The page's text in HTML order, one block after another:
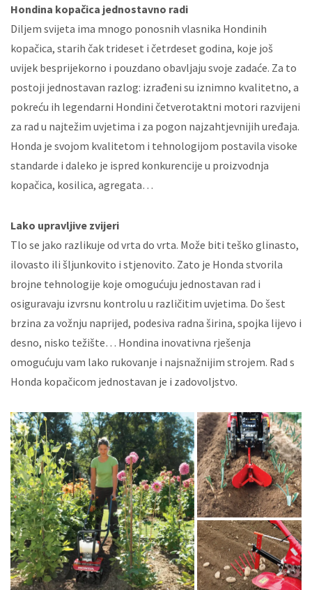
Hondina kopačica jednostavno radi
Diljem svijeta ima mnogo ponosnih vlasnika Hondinih
kopačica, starih čak trideset i četrdeset godina, koje još
uvijek besprijekorno i pouzdano obavljaju svoje zadaće. Za to
postoji jednostavan razlog: izrađeni su iznimno kvalitetno, a
pokreću ih legendarni Hondini četverotaktni motori razvijeni
za rad u najtežim uvjetima i za pogon najzahtjevnijih uređaja.
Honda je svojom kvalitetom i tehnologijom postavila visoke
standarde i daleko je ispred konkurencije u proizvodnja
kopačica, kosilica, agregata…
Lako upravljive zvijeri
Tlo se jako razlikuje od vrta do vrta. Može biti teško glinasto,
ilovasto ili šljunkovito i stjenovito. Zato je Honda stvorila
brojne tehnologije koje omogućuju jednostavan rad i
osiguravaju izvrsnu kontrolu u različitim uvjetima. Do šest
brzina za vožnju naprijed, podesiva radna širina, spojka lijevo i
desno, nisko težište… Hondina inovativna rješenja
omogućuju vam lako rukovanje i najsnažnijim strojem. Rad s
Honda kopačicom jednostavan je i zadovoljstvo.